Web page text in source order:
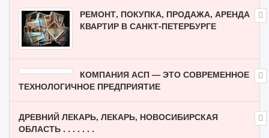
РЕМОНТ, ПОКУПКА, ПРОДАЖА, АРЕНДА
КВАРТИР В САНКТ-ПЕТЕРБУРГЕ
КОМПАНИЯ АСП — ЭТО СОВРЕМЕННОЕ
ТЕХНОЛОГИЧНОЕ ПРЕДПРИЯТИЕ
ДРЕВНИЙ ЛЕКАРЬ, ЛЕКАРЬ, НОВОСИБИРСКАЯ
ОБЛАСТЬ . . . . . . .